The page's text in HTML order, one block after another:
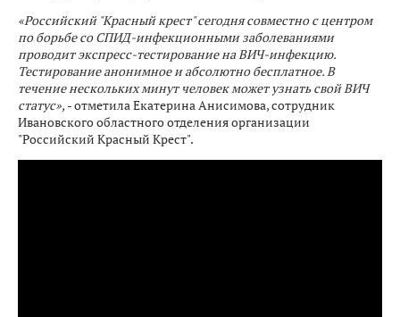
«Российский "Красный крест" сегодня совместно с центром
по борьбе со СПИД-инфекционными заболеваниями
проводит экспресс-тестирование на ВИЧ-инфекцию.
Тестирование анонимное и абсолютно бесплатное. В
течение нескольких минут человек может узнать свой ВИЧ
статус», - отметила Екатерина Анисимова, сотрудник
Ивановского областного отделения организации
"Российский Красный Крест".